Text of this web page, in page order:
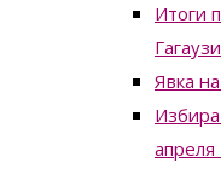
Итоги
Явка
апреля